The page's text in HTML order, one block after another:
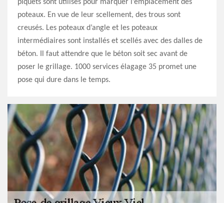
piquets sont utilisés pour marquer l’emplacement des
poteaux. En vue de leur scellement, des trous sont
creusés. Les poteaux d’angle et les poteaux
intermédiaires sont installés et scellés avec des dalles de
béton. Il faut attendre que le béton soit sec avant de
poser le grillage. 1000 services élagage 35 promet une
pose qui dure dans le temps.